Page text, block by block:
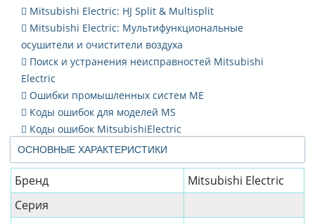
ОСНОВНЫЕ ХАРАКТЕРИСТИКИ
Бренд
Mitsubishi Electric
Серия
Mitsubishi Electric: HJ Split & Multisplit
Mitsubishi Electric: Мультифункциональные
осушители и очистители воздуха
Поиск и устранения неисправностей Mitsubishi
Electric
Ошибки промышленных систем ME
Коды ошибок для моделей MS
Коды ошибок MitsubishiElectric